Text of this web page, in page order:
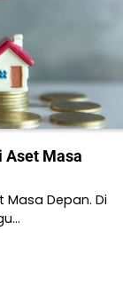
Aset Masa
Depan. Di